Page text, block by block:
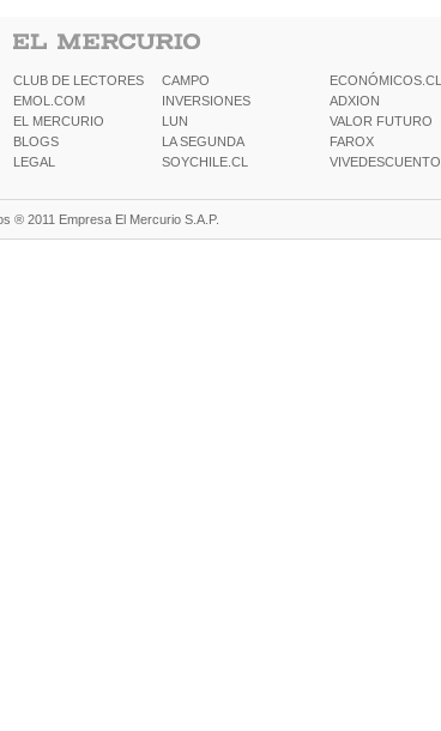
CLUB DE LECTORES
EMOL.COM
EL MERCURIO
BLOGS
LEGAL
CAMPO
INVERSIONES
LUN
LA SEGUNDA
SOYCHILE.CL
ECONÓMICOS.CL
ADXION
VALOR FUTURO
FAROX
® 2011 Empresa El Mercurio S.A.P.